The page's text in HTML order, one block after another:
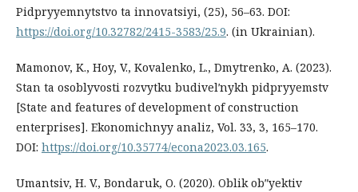
Pidpryyemnytstvo ta innovatsiyi, (25), 56–63. DOI:
https://doi.org/10.32782/2415-3583/25.9. (in Ukrainian).
Mamonov, K., Hoy, V., Kovalenko, L., Dmytrenko, A. (2023).
Stan ta osoblyvosti rozvytku budivelʹnykh pidpryyemstv
[State and features of development of construction
enterprises]. Ekonomichnyy analiz, Vol. 33, 3, 165–170.
DOI: https://doi.org/10.35774/econa2023.03.165.
Umantsiv, H. V., Bondaruk, O. (2020). Oblik obʺyektiv